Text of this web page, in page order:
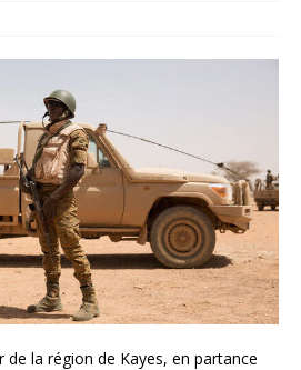
de la région de Kayes, en partance